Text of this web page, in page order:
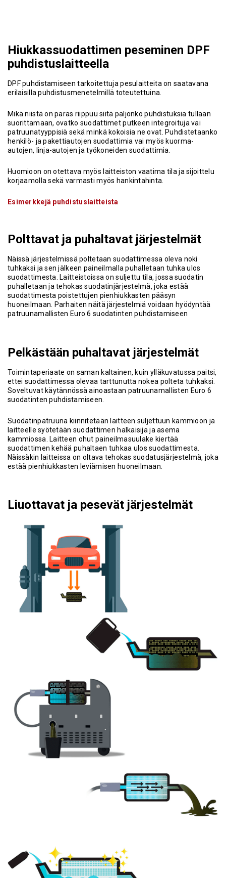
Hiukkassuodattimen peseminen DPF
puhdistuslaitteella
DPF puhdistamiseen tarkoitettuja pesulaitteita on saatavana
erilaisilla puhdistusmenetelmillä toteutettuina.
Mikä niistä on paras riippuu siitä paljonko puhdistuksia tullaan
suorittamaan, ovatko suodattimet putkeen integroituja vai
patruunatyyppisiä sekä minkä kokoisia ne ovat. Puhdistetaanko
henkilö- ja pakettiautojen suodattimia vai myös kuorma-
autojen, linja-autojen ja työkoneiden suodattimia.
Huomioon on otettava myös laitteiston vaatima tila ja sijoittelu
korjaamolla sekä varmasti myös hankintahinta.
Esimerkkejä puhdistuslaitteista
Polttavat ja puhaltavat järjestelmät
Näissä järjestelmissä poltetaan suodattimessa oleva noki
tuhkaksi ja sen jälkeen paineilmalla puhalletaan tuhka ulos
suodattimesta. Laitteistoissa on suljettu tila, jossa suodatin
puhalletaan ja tehokas suodatinjärjestelmä, joka estää
suodattimesta poistettujen pienhiukkasten pääsyn
huoneilmaan. Parhaiten näitä järjestelmiä voidaan hyödyntää
patruunamallisten Euro 6 suodatinten puhdistamiseen
Pelkästään puhaltavat järjestelmät
Toimintaperiaate on saman kaltainen, kuin ylläkuvatussa paitsi,
ettei suodattimessa olevaa tarttunutta nokea polteta tuhkaksi.
Soveltuvat käytännössä ainoastaan patruunamallisten Euro 6
suodatinten puhdistamiseen.
Suodatinpatruuna kiinnitetään laitteen suljettuun kammioon ja
laitteelle syötetään suodattimen halkaisija ja asema
kammiossa. Laitteen ohut paineilmasuulake kiertää
suodattimen kehää puhaltaen tuhkaa ulos suodattimesta.
Näissäkin laitteissa on oltava tehokas suodatusjärjestelmä, joka
estää pienhiukkasten leviämisen huoneilmaan.
Liuottavat ja pesevät järjestelmät